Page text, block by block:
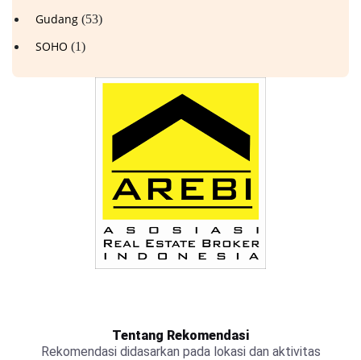
Gudang (53)
SOHO (1)
Tentang Rekomendasi
Rekomendasi didasarkan pada lokasi dan aktivitas